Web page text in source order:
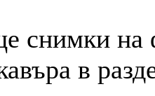
снимки на
в